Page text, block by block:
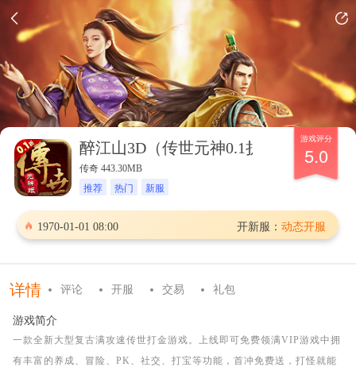
醉江山3D（传世元神0.1折） 加入群聊
传奇 443.30MB
推荐 热门 新服
游戏评分
5.0
1970-01-01 08:00 开新服： 动态开服
详情 评论 开服 交易 礼包
游戏简介
一款全新大型复古满攻速传世打金游戏。上线即可免费领满VIP游戏中拥
有丰富的养成、冒险、PK、社交、打宝等功能，首冲免费送，打怪就能